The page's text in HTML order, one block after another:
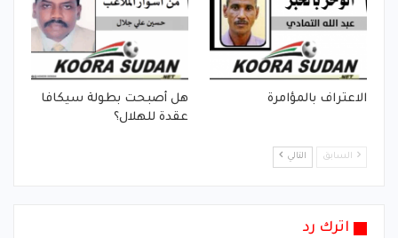
الاعتراف بالمؤامرة
هل أصبحت بطولة سيكافا
عقدة للهلال؟
السابق التالي
اترك رد